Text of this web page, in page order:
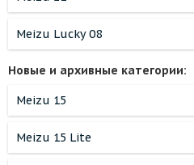
Meizu Lucky 08
Новые и архивные категории:
Meizu 15
Meizu 15 Lite